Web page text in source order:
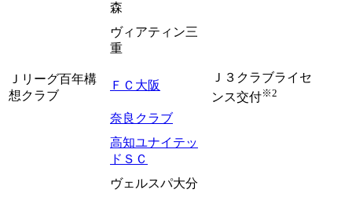
Ｊリーグ百年構
想クラブ
森
Ｊ３クラブライセ
ンス交付※2
ヴィアティン三
重
ＦＣ大阪
奈良クラブ
高知ユナイテッ
ドＳＣ
ヴェルスパ大分